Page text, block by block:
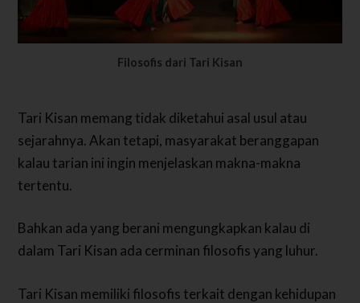
Filosofis dari Tari Kisan
Tari Kisan memang tidak diketahui asal usul atau
sejarahnya. Akan tetapi, masyarakat beranggapan
kalau tarian ini ingin menjelaskan makna-makna
tertentu.
Bahkan ada yang berani mengungkapkan kalau di
dalam Tari Kisan ada cerminan filosofis yang luhur.
Tari Kisan memiliki filosofis terkait dengan kehidupan